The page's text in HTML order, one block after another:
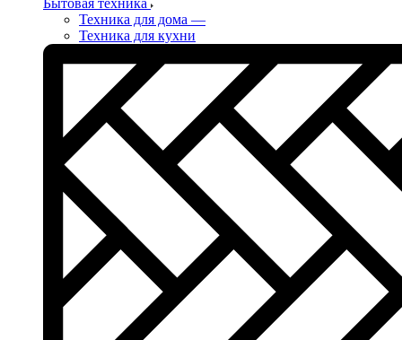
Бытовая техника
Техника для дома —
Техника для кухни